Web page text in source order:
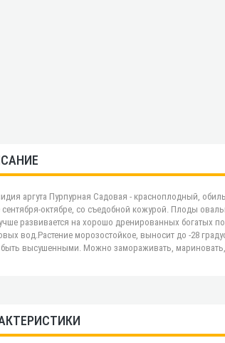
аргута Пурпурная Садовая - красноплодный,
сентября-октябре, со съедобной кожурой. Плоды
развивается на хорошо дренированных богатых
вод.Растение морозостойкое, выносит до -28
быть высушенными. Можно замораживать,